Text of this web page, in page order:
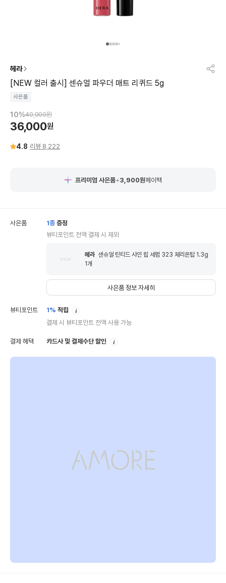
헤라
[NEW 컬러 출시] 센슈얼 파우더 매트 리퀴드 5g
사은품
10%40,000원
36,000원
4.8 리뷰 8,222
프리미엄 사은품+3,900원페이백
사은품 1종 증정
뷰티포인트 전액 결제 시 제외
헤라 센슈얼 틴티드 샤인 립 세럼 323 체리온탑 1.3g
1개
사은품 정보 자세히
뷰티포인트 1% 적립
결제 시 뷰티포인트 전액 사용 가능
결제 혜택 카드사 및 결제수단 할인